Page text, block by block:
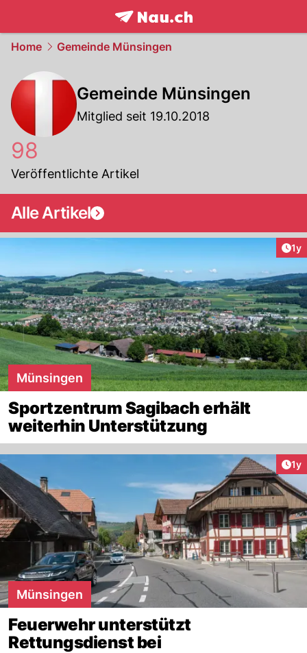
frontpage.NAU.ch
Home Gemeinde Münsingen
Gemeinde Münsingen
Mitglied seit 19.10.2018
98
Veröffentlichte Artikel
Alle Artikel
1y
Münsingen
Sportzentrum Sagibach erhält
weiterhin Unterstützung
1y
Münsingen
Feuerwehr unterstützt
Rettungsdienst bei